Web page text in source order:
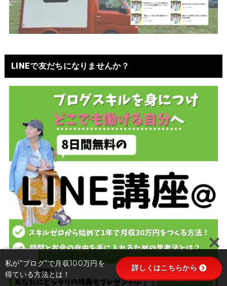
LINEで友だちになりませんか？
私が”ブログ”で月収100万円を
得ている方法とは！
詳しくはこちらから